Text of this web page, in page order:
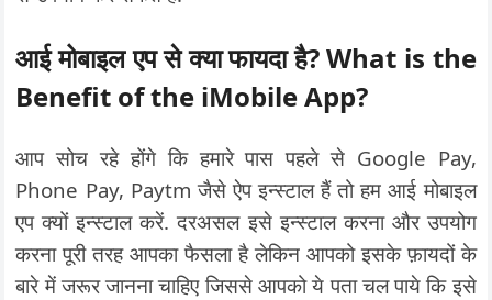
आई मोबाइल एप से क्या फायदा है? What is the
Benefit of the iMobile App?
आप सोच रहे होंगे कि हमारे पास पहले से Google Pay,
Phone Pay, Paytm जैसे ऐप इन्स्टाल हैं तो हम आई मोबाइल
एप क्यों इन्स्टाल करें. दरअसल इसे इन्स्टाल करना और उपयोग
करना पूरी तरह आपका फैसला है लेकिन आपको इसके फ़ायदों के
बारे में जरूर जानना चाहिए जिससे आपको ये पता चल पाये कि इसे